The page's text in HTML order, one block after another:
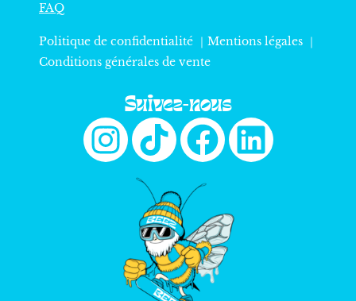
FAQ
Politique de confidentialité ｜ Mentions légales ｜
Conditions générales de vente
Suivez-nous